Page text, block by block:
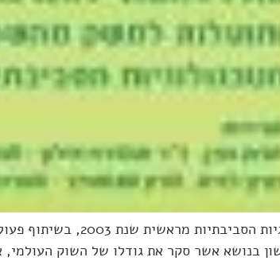
מוסד ש. נאמן עוסק
2003 הוצג הדו"ח הראשון בנושא אשר סקר את גודלו של